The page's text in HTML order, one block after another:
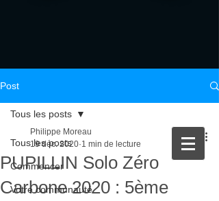
Post
Tous les posts
Commencer
Votre communauté
Tous les posts
PUPILLIN Solo Zéro
Carbone 2020 : 5ème
Philippe Moreau
19 déc. 2020 1 min de lecture